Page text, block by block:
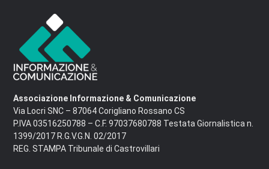
Associazione Informazione & Comunicazione
Via Locri SNC – 87064 Corigliano Rossano CS
P.IVA 03516250788 – C.F. 97037680788 Testata Giornalistica n.
1399/2017 R.G.V.G.N. 02/2017
REG. STAMPA Tribunale di Castrovillari